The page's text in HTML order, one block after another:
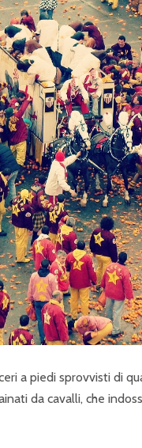
a piedi sprovvisti di
da cavalli, che